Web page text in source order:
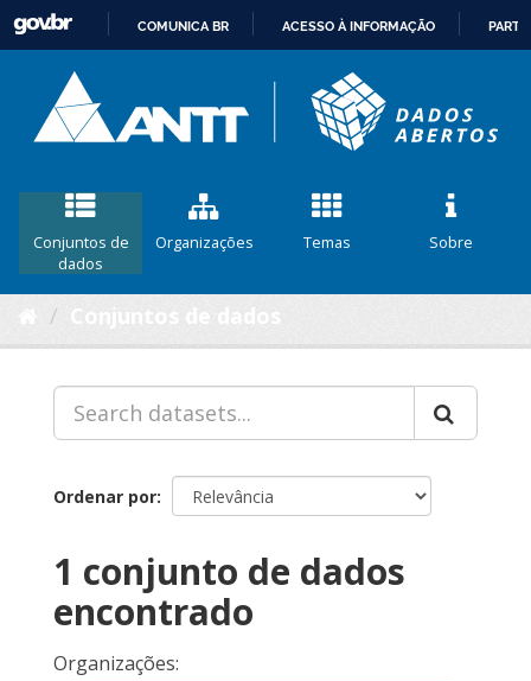
CONTEÚDO
COMUNICA BR ACESSO À INFORMAÇÃO
Conjuntos de
dados
Organizações Temas Sobre
Ordenar por
1 conjunto de dados
encontrado
Organizações: